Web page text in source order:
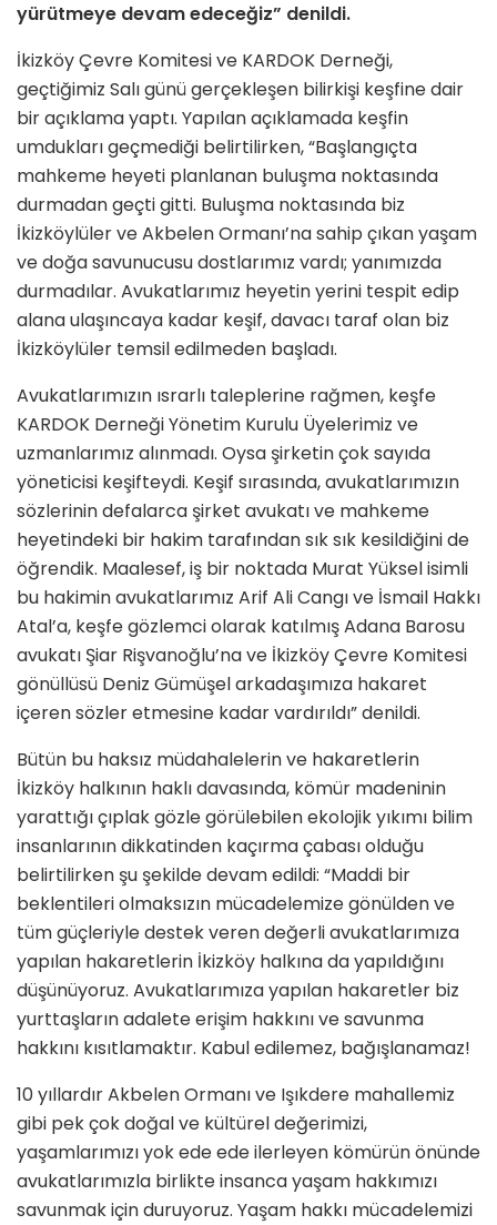
yürütmeye devam edeceğiz” denildi.
İkizköy Çevre Komitesi ve KARDOK Derneği,
geçtiğimiz Salı günü gerçekleşen bilirkişi keşfine dair
bir açıklama yaptı. Yapılan açıklamada keşfin
umdukları geçmediği belirtilirken, “Başlangıçta
mahkeme heyeti planlanan buluşma noktasında
durmadan geçti gitti. Buluşma noktasında biz
İkizköylüler ve Akbelen Ormanı’na sahip çıkan yaşam
ve doğa savunucusu dostlarımız vardı; yanımızda
durmadılar. Avukatlarımız heyetin yerini tespit edip
alana ulaşıncaya kadar keşif, davacı taraf olan biz
İkizköylüler temsil edilmeden başladı.
Avukatlarımızın ısrarlı taleplerine rağmen, keşfe
KARDOK Derneği Yönetim Kurulu Üyelerimiz ve
uzmanlarımız alınmadı. Oysa şirketin çok sayıda
yöneticisi keşifteydi. Keşif sırasında, avukatlarımızın
sözlerinin defalarca şirket avukatı ve mahkeme
heyetindeki bir hakim tarafından sık sık kesildiğini de
öğrendik. Maalesef, iş bir noktada Murat Yüksel isimli
bu hakimin avukatlarımız Arif Ali Cangı ve İsmail Hakkı
Atal’a, keşfe gözlemci olarak katılmış Adana Barosu
avukatı Şiar Rişvanoğlu’na ve İkizköy Çevre Komitesi
gönüllüsü Deniz Gümüşel arkadaşımıza hakaret
içeren sözler etmesine kadar vardırıldı” denildi.
Bütün bu haksız müdahalelerin ve hakaretlerin
İkizköy halkının haklı davasında, kömür madeninin
yarattığı çıplak gözle görülebilen ekolojik yıkımı bilim
insanlarının dikkatinden kaçırma çabası olduğu
belirtilirken şu şekilde devam edildi: “Maddi bir
beklentileri olmaksızın mücadelemize gönülden ve
tüm güçleriyle destek veren değerli avukatlarımıza
yapılan hakaretlerin İkizköy halkına da yapıldığını
düşünüyoruz. Avukatlarımıza yapılan hakaretler biz
yurttaşların adalete erişim hakkını ve savunma
hakkını kısıtlamaktır. Kabul edilemez, bağışlanamaz!
10 yıllardır Akbelen Ormanı ve Işıkdere mahallemiz
gibi pek çok doğal ve kültürel değerimizi,
yaşamlarımızı yok ede ede ilerleyen kömürün önünde
avukatlarımızla birlikte insanca yaşam hakkımızı
savunmak için duruyoruz. Yaşam hakkı mücadelemizi